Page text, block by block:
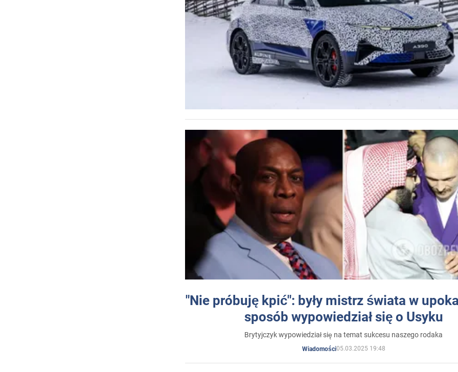
"Nie próbuję kpić": były mistrz świata w
sposób wypowiedział się o Usyku
Brytyjczyk wypowiedział się na temat sukcesu naszego rodaka
Wiadomości05.03.2025 19:48